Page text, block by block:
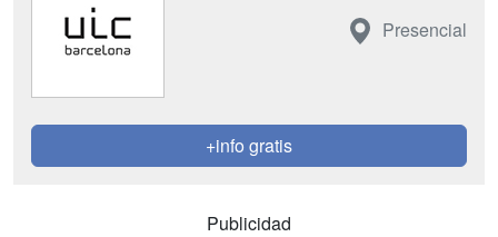
Presencial
+info gratis
Publicidad